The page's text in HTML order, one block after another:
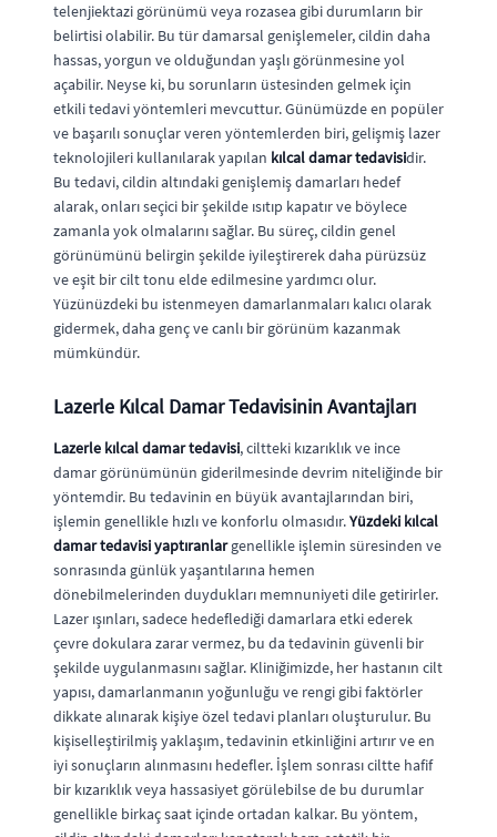
telenjiektazi görünümü veya rozasea gibi durumların bir
belirtisi olabilir. Bu tür damarsal genişlemeler, cildin daha
hassas, yorgun ve olduğundan yaşlı görünmesine yol
açabilir. Neyse ki, bu sorunların üstesinden gelmek için
etkili tedavi yöntemleri mevcuttur. Günümüzde en popüler
ve başarılı sonuçlar veren yöntemlerden biri, gelişmiş lazer
teknolojileri kullanılarak yapılan kılcal damar tedavisidir.
Bu tedavi, cildin altındaki genişlemiş damarları hedef
alarak, onları seçici bir şekilde ısıtıp kapatır ve böylece
zamanla yok olmalarını sağlar. Bu süreç, cildin genel
görünümünü belirgin şekilde iyileştirerek daha pürüzsüz
ve eşit bir cilt tonu elde edilmesine yardımcı olur.
Yüzünüzdeki bu istenmeyen damarlanmaları kalıcı olarak
gidermek, daha genç ve canlı bir görünüm kazanmak
mümkündür.
Lazerle Kılcal Damar Tedavisinin Avantajları
Lazerle kılcal damar tedavisi, ciltteki kızarıklık ve ince
damar görünümünün giderilmesinde devrim niteliğinde bir
yöntemdir. Bu tedavinin en büyük avantajlarından biri,
işlemin genellikle hızlı ve konforlu olmasıdır.Yüzdeki kılcal
damar tedavisi yaptıranlargenellikle işlemin süresinden ve
sonrasında günlük yaşantılarına hemen
dönebilmelerinden duydukları memnuniyeti dile getirirler.
Lazer ışınları, sadece hedeflediği damarlara etki ederek
çevre dokulara zarar vermez, bu da tedavinin güvenli bir
şekilde uygulanmasını sağlar. Kliniğimizde, her hastanın cilt
yapısı, damarlanmanın yoğunluğu ve rengi gibi faktörler
dikkate alınarak kişiye özel tedavi planları oluşturulur. Bu
kişiselleştirilmiş yaklaşım, tedavinin etkinliğini artırır ve en
iyi sonuçların alınmasını hedefler. İşlem sonrası ciltte hafif
bir kızarıklık veya hassasiyet görülebilse de bu durumlar
genellikle birkaç saat içinde ortadan kalkar. Bu yöntem,